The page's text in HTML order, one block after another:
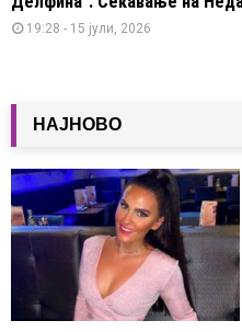
19:28 - 15 јули, 2026
НАЈНОВО